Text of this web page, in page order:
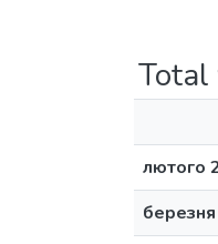
Total
лютого